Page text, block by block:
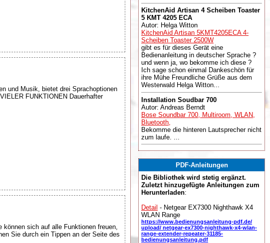
und Musik, bietet drei Sprachoptionen
FUNKTIONEN Dauerhafter
sich auf alle Funktionen freuen,
Sie durch ein Tippen an der Seite des
KitchenAid Artisan 4 Scheiben Toaster
5 KMT 4205 ECA
Autor: Helga Witton
KitchenAid Artisan 5KMT4205ECA 4-
Scheiben Toaster 2500W
gibt es für dieses Gerät eine
Bedienanleitung in deutscher Sprache ?
und wenn ja, wo bekomme ich diese ?
Ich sage schon einmal Dankeschön für
ihre Mühe Freundliche Grüße aus dem
Westerwald Helga Witton...
Installation Soudbar 700
Autor: Andreas Berndt
Bose Soundbar 700, Multiroom, WLAN,
Bluetooth,
Bekomme die hinteren Lautsprecher nicht
zum laufe. ...
PDF-Anleitungen
Die Bibliothek wird stetig ergänzt.
Zuletzt hinzugefügte Anleitungen zum
Herunterladen:
Detail - Netgear EX7300 Nighthawk X4
WLAN Range
https://www.bedienungsanleitung-pdf.de/
upload/ netgear-ex7300-nighthawk-x4-wlan-
range-extender-repeater-31185-
bedienungsanleitung.pdf